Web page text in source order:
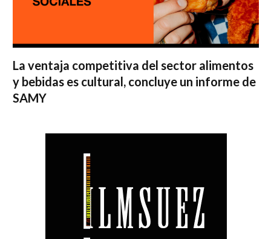
La ventaja competitiva del sector alimentos
y bebidas es cultural, concluye un informe de
SAMY